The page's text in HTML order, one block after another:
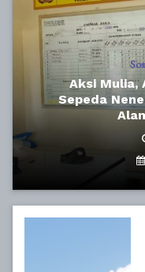
Aksi Mulia,
Sepeda